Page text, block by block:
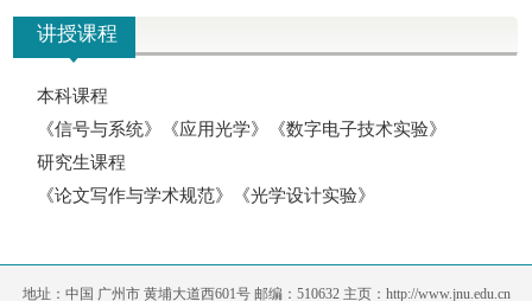
讲授课程
本科课程
《信号与系统》《应用光学》《数字电子技术实验》
研究生课程
《论文写作与学术规范》《光学设计实验》
地址：中国 广州市 黄埔大道西601号 邮编：510632 主页：http://www.jnu.edu.cn